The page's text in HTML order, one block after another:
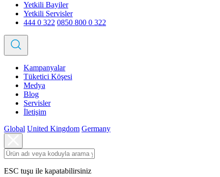
Yetkili Bayiler
Yetkili Servisler
444 0 322 0850 800 0 322
Kampanyalar
Tüketici Köşesi
Medya
Blog
Servisler
İletişim
Global United Kingdom Germany
ESC tuşu ile kapatabilirsiniz